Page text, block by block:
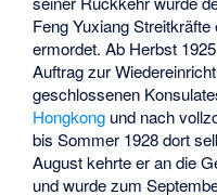
Feng Yuxiang
ermordet. Ab Herbst
Auftrag zur
geschlossenen
Hongkong und nach
bis Sommer 1928 dort
August kehrte er an die
und wurde zum